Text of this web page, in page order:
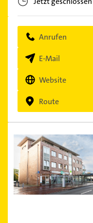
Anrufen
E-Mail
Website
Route